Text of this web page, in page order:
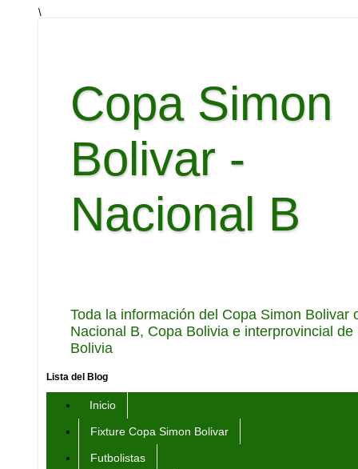
\
Copa Simon
Bolivar -
Nacional B
Toda la información del Copa Simon Bolivar
Nacional B, Copa Bolivia e interprovincial de
Bolivia
Lista del Blog
Inicio
Fixture Copa Simon Bolivar
Futbolistas